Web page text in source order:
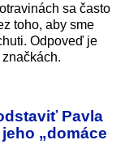
sa často
toho, aby sme
Odpoveď je
Pavla
„domáce